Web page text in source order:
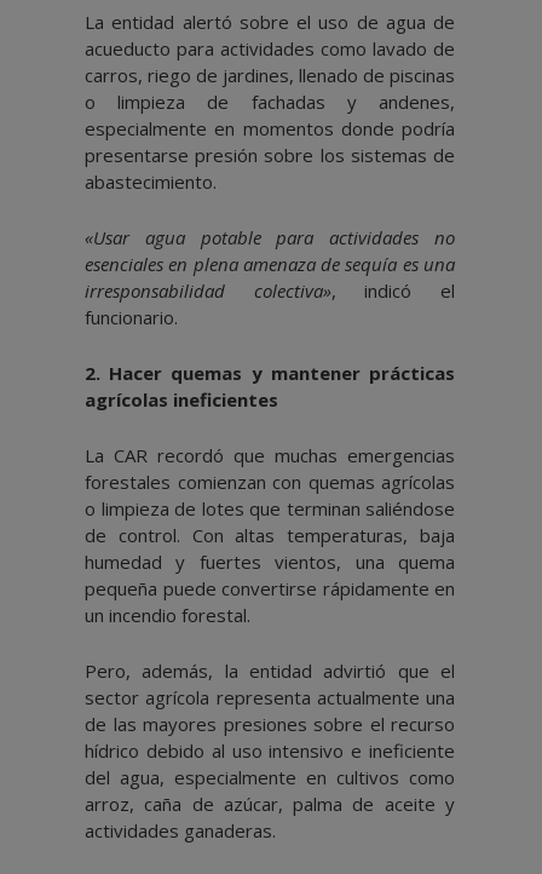
La entidad alertó sobre el uso de agua de
acueducto para actividades como lavado de
carros, riego de jardines, llenado de piscinas
o limpieza de fachadas y andenes,
especialmente en momentos donde podría
presentarse presión sobre los sistemas de
abastecimiento.
«Usar agua potable para actividades no
esenciales en plena amenaza de sequía es una
irresponsabilidad colectiva», indicó el
funcionario.
2.⁠ ⁠Hacer quemas y mantener prácticas
agrícolas ineficientes
La CAR recordó que muchas emergencias
forestales comienzan con quemas agrícolas
o limpieza de lotes que terminan saliéndose
de control. Con altas temperaturas, baja
humedad y fuertes vientos, una quema
pequeña puede convertirse rápidamente en
un incendio forestal.
Pero, además, la entidad advirtió que el
sector agrícola representa actualmente una
de las mayores presiones sobre el recurso
hídrico debido al uso intensivo e ineficiente
del agua, especialmente en cultivos como
arroz, caña de azúcar, palma de aceite y
actividades ganaderas.